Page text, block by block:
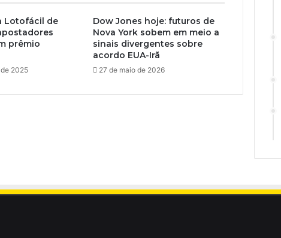
Lotofácil de
prêmio
2025
Dow Jones hoje: futuros de
Nova York sobem em meio a
sinais divergentes sobre
acordo EUA-Irã
27 de maio de 2026